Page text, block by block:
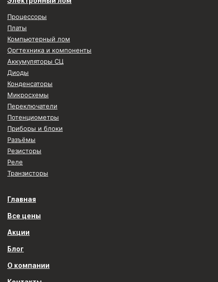
Процессоры
Платы
Компьютерный лом
Оргтехника и компоненты
Аккумуляторы СЦ
Диоды
Конденсаторы
Микросхемы
Переключатели
Потенциометры
Приборы и блоки
Разъёмы
Резисторы
Реле
Транзисторы
Главная
Все цены
Акции
Блог
О компании